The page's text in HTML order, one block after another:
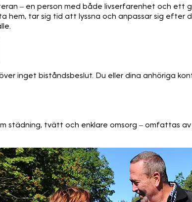
– en person med både livserfarenhet och ett
hem, tar sig tid att lyssna och anpassar sig
inget biståndsbeslut. Du eller dina anhöriga
städning, tvätt och enklare omsorg – omfattas